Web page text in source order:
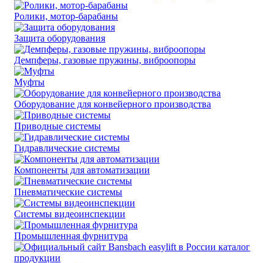
Ролики, мотор-барабаны
Защита оборудования
Демпферы, газовые пружины, виброопоры
Муфты
Оборудование для конвейерного производства
Приводные системы
Гидравлические системы
Компоненты для автоматизации
Пневматические системы
Системы видеоинспекции
Промышленная фурнитура